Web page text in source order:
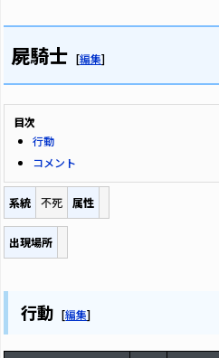
屍騎士 [編集]
目次
行動
コメント
系統 不死 属性
出現場所
行動 [編集]